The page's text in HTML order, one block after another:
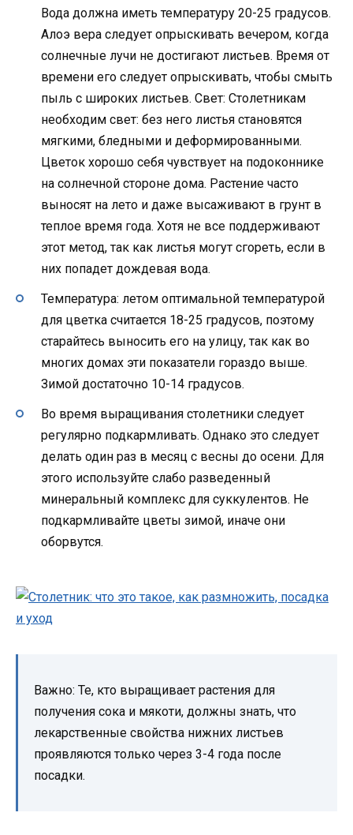
Вода должна иметь температуру 20-25 градусов.
Алоэ вера следует опрыскивать вечером, когда
солнечные лучи не достигают листьев. Время от
времени его следует опрыскивать, чтобы смыть
пыль с широких листьев. Свет: Столетникам
необходим свет: без него листья становятся
мягкими, бледными и деформированными.
Цветок хорошо себя чувствует на подоконнике
на солнечной стороне дома. Растение часто
выносят на лето и даже высаживают в грунт в
теплое время года. Хотя не все поддерживают
этот метод, так как листья могут сгореть, если в
них попадет дождевая вода.
Температура: летом оптимальной температурой
для цветка считается 18-25 градусов, поэтому
старайтесь выносить его на улицу, так как во
многих домах эти показатели гораздо выше.
Зимой достаточно 10-14 градусов.
Во время выращивания столетники следует
регулярно подкармливать. Однако это следует
делать один раз в месяц с весны до осени. Для
этого используйте слабо разведенный
минеральный комплекс для суккулентов. Не
подкармливайте цветы зимой, иначе они
оборвутся.
Важно: Те, кто выращивает растения для
получения сока и мякоти, должны знать, что
лекарственные свойства нижних листьев
проявляются только через 3-4 года после
посадки.